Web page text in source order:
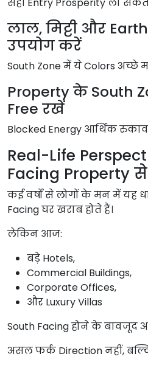
लाल, मिट्टी और
उपयोग करें
South Zone में ये Colors अच्छे
Property के South
Free रखें
Blocked Energy आर्थिक
Real-Life
Facing Property
कई वर्षों से लोगों के मन में यह
Facing घर खराब होते हैं।
लेकिन आज:
बड़े Hotels,
Commercial Buildings,
Corporate Offices,
और Luxury Villas
South Facing होने के बावजूद
असल फर्क Direction नहीं,